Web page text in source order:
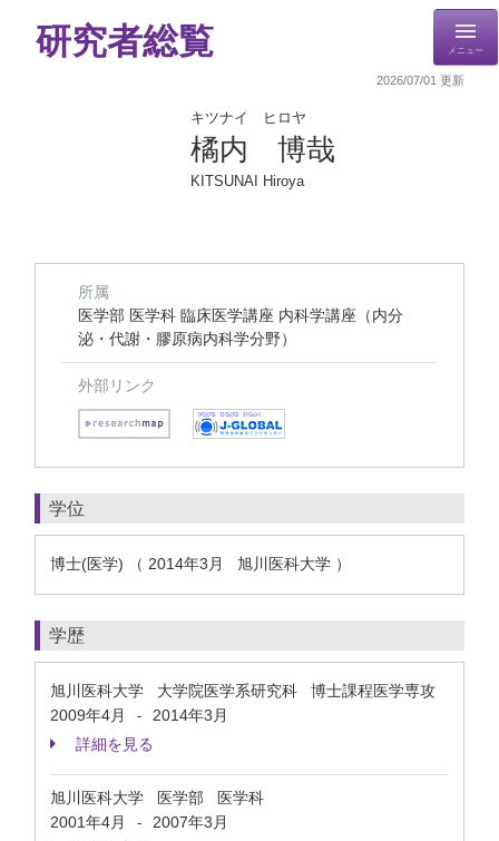
研究者総覧 メニュー
2026/07/01 更新
キツナイ ヒロヤ
橘内 博哉
KITSUNAI Hiroya
所属
医学部 医学科 臨床医学講座 内科学講座（内分
泌・代謝・膠原病内科学分野）
外部リンク
学位
博士(医学) （ 2014年3月 旭川医科大学 ）
学歴
旭川医科大学 大学院医学系研究科 博士課程医学専攻
2009年4月
-
2014年3月
詳細を見る
旭川医科大学 医学部 医学科
2001年4月
-
2007年3月